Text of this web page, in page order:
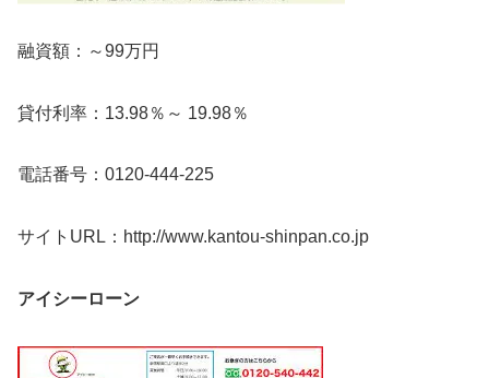
融資額：～99万円
貸付利率：13.98％～ 19.98％
電話番号：0120-444-225
サイトURL：http://www.kantou-shinpan.co.jp
アイシーローン